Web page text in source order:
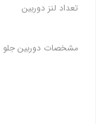
تعداد لنز دوربین
مشخصات دوربین جلو